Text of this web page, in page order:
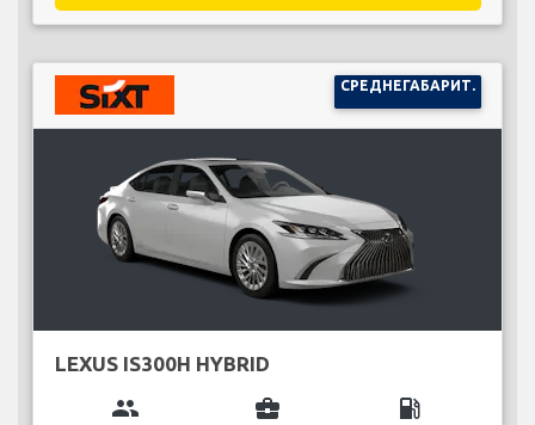
СРЕДНЕГАБАРИТ.
LEXUS IS300H HYBRID
group business_center local_gas_station